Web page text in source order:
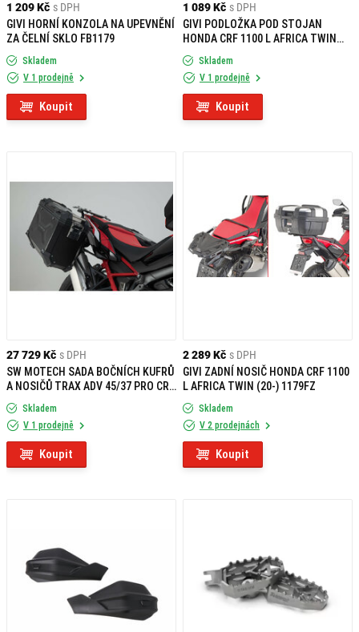
1 209 Kč s DPH
GIVI HORNÍ KONZOLA NA UPEVNĚNÍ
ZA ČELNÍ SKLO FB1179
Skladem
V 1 prodejně
Koupit
1 089 Kč s DPH
GIVI PODLOŽKA POD STOJAN
HONDA CRF 1100 L AFRICA TWIN
(20-) ES1178
Skladem
V 1 prodejně
Koupit
27 729 Kč s DPH
SW MOTECH SADA BOČNÍCH KUFRŮ
A NOSIČŮ TRAX ADV 45/37 PRO CRF
1100 L (2019-)
Skladem
V 1 prodejně
Koupit
2 289 Kč s DPH
GIVI ZADNÍ NOSIČ HONDA CRF 1100
L AFRICA TWIN (20-) 1179FZ
Skladem
V 2 prodejnách
Koupit